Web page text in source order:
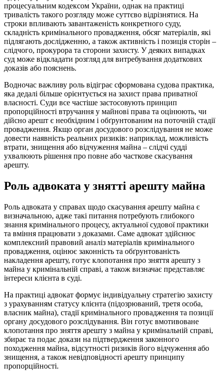
процесуальним кодексом України, однак на практиці
тривалість такого розгляду може суттєво відрізнятися. На
строки впливають завантаженість конкретного суду,
складність кримінального провадження, обсяг матеріалів, які
підлягають дослідженню, а також активність і позиція сторін –
слідчого, прокурора та сторони захисту. У деяких випадках
суд може відкладати розгляд для витребування додаткових
доказів або пояснень.
Водночас важливу роль відіграє сформована судова практика,
яка дедалі більше орієнтується на захист права приватної
власності. Суди все частіше застосовують принцип
пропорційності втручання у майнові права та оцінюють, чи
дійсно арешт є необхідним і обґрунтованим на поточній стадії
провадження. Якщо орган досудового розслідування не може
довести наявність реальних ризиків: наприклад, можливість
втрати, знищення або відчуження майна – слідчі судді
ухвалюють рішення про повне або часткове скасування
арешту.
Роль адвоката у знятті арешту майна
Роль адвоката у справах щодо скасування арешту майна є
визначальною, адже такі питання потребують глибокого
знання кримінального процесу, актуальної судової практики
та вміння працювати з доказами. Саме адвокат здійснює
комплексний правовий аналіз матеріалів кримінального
провадження, оцінює законність та обґрунтованість
накладення арешту, готує клопотання про зняття арешту з
майна у кримінальній справі, а також визначає представляє
інтереси клієнта в суді.
На практиці адвокат формує індивідуальну стратегію захисту
з урахуванням статусу клієнта (підозрюваний, третя особа,
власник майна), стадії кримінального провадження та позиції
органу досудового розслідування. Він готує вмотивоване
клопотання про зняття арешту з майна у кримінальній справі,
збирає та подає докази на підтвердження законного
походження майна, відсутності ризиків його відчуження або
знищення, а також невідповідності арешту принципу
пропорційності.